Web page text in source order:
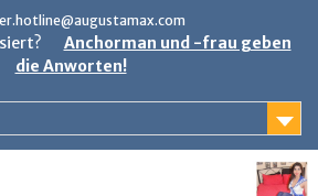
Anchorman und -frau geben
die Anworten!